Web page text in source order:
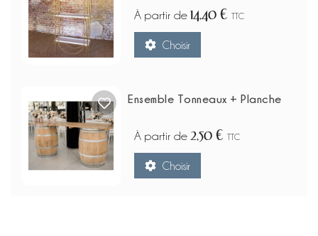
À partir de 14,40 € TTC
Choisir
Ensemble Tonneaux + Planche
À partir de 2,50 € TTC
Choisir